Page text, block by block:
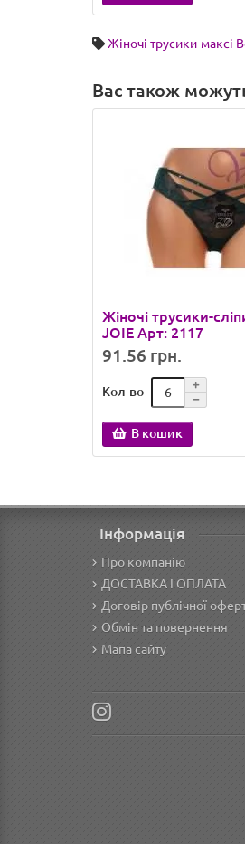
Жіночі трусики-максі
Вас також
Жіночі трусики-
JOIE Арт: 2117
91.56 грн.
Кол-во
В кошик
Інформація
Про компанію
ДОСТАВКА І ОПЛАТА
Договір публічної
Обмін та повернення
Мапа сайту